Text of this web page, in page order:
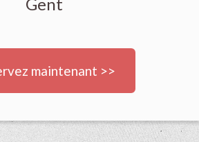
maintenant >>